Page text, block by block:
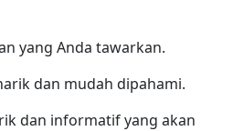
yang Anda tawarkan.
dan mudah dipahami.
dan informatif yang akan